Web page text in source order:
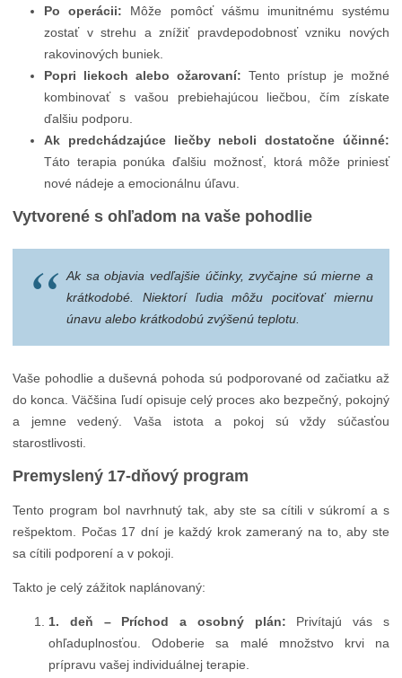
Po operácii: Môže pomôcť vášmu imunitnému systému
zostať v strehu a znížiť pravdepodobnosť vzniku nových
rakovinových buniek.
Popri liekoch alebo ožarovaní: Tento prístup je možné
kombinovať s vašou prebiehajúcou liečbou, čím získate
ďalšiu podporu.
Ak predchádzajúce liečby neboli dostatočne účinné:
Táto terapia ponúka ďalšiu možnosť, ktorá môže priniesť
nové nádeje a emocionálnu úľavu.
Vytvorené s ohľadom na vaše pohodlie
Ak sa objavia vedľajšie účinky, zvyčajne sú mierne a
krátkodobé. Niektorí ľudia môžu pociťovať miernu
únavu alebo krátkodobú zvýšenú teplotu.
Vaše pohodlie a duševná pohoda sú podporované od začiatku až
do konca. Väčšina ľudí opisuje celý proces ako bezpečný, pokojný
a jemne vedený. Vaša istota a pokoj sú vždy súčasťou
starostlivosti.
Premyslený 17-dňový program
Tento program bol navrhnutý tak, aby ste sa cítili v súkromí a s
rešpektom. Počas 17 dní je každý krok zameraný na to, aby ste
sa cítili podporení a v pokoji.
Takto je celý zážitok naplánovaný:
1. deň – Príchod a osobný plán: Privítajú vás s
ohľaduplnosťou. Odoberie sa malé množstvo krvi na
prípravu vašej individuálnej terapie.